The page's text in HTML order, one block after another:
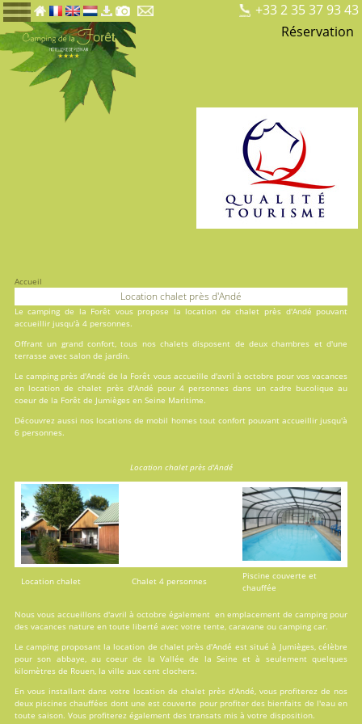
+33 2 35 37 93 43
Réservation
Accueil
Location chalet près d'Andé
Lecamping de la Forêt vous propose la location de chalet près d'Andé pouvant
accueillir jusqu'à 4 personnes.
Offrant un grand confort, tous nos chalets disposent de deux chambres et d'une
terrasse avec salon de jardin.
Le camping près d'Andé de la Forêt vous accueille d'avril à octobre pour vos vacances
en location de chalet près d'Andé pour 4 personnes dans un cadre bucolique au
coeur de la Forêt de Jumièges en Seine Maritime.
Découvrez aussi nos locations de mobil homestout confort pouvant accueillir jusqu'à
6 personnes.
Location chalet près d'Andé
Location chalet Chalet 4 personnes
Piscine couverte et
chauffée
Nous vous accueillons d'avril à octobre également en emplacement de camping pour
des vacances nature en toute liberté avec votre tente, caravane ou camping car.
Le camping proposant la location de chalet près d'Andé est situé à Jumièges, célèbre
pour son abbaye, au coeur de la Vallée de la Seine et à seulement quelques
kilomètres de Rouen, la ville aux cent clochers.
En vous installant dans votre location de chalet près d'Andé, vous profiterez de nos
deux piscines chauffées dont une est couverte pour profiter des bienfaits de l'eau en
toute saison. Vous profiterez également des transats mis à votre disposition.